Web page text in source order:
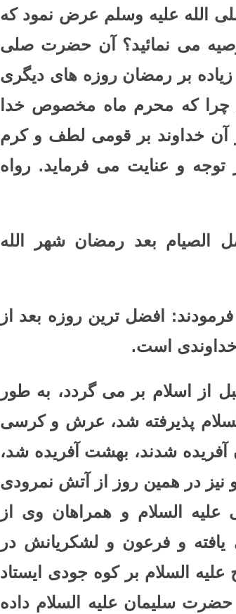
علیه وسلم عرض نمود که
می نمائید؟ آن حضرت صلی
زیاده بر رمضان روزه های دیگری
چرا که محرم ماه مخصوص خدا
آن خداوند بر قومی لطف و کرم
توجه و عنایت می فرماید. رواه
الصیام بعد رمضان شهر الله
افضل ترین روزه بعد از
است.
از اسلام بر می گردد، به طور
پذیرفته شد، عرش و کرسی
آفریده شدند، بهشت آفریده شد،
نیز در همین روز از آتش نمرودی
السلام و همراهان وی از
و فرعون و لشکریانش در
السلام بر کوه جودی ایستاد
سلیمان علیه السلام داده